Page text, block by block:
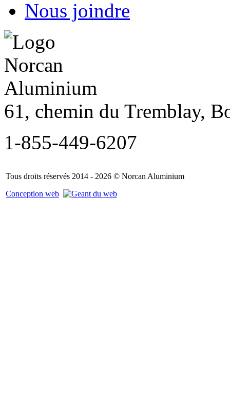
Nous joindre
61, chemin du Tremblay,
1-855-449-6207
Tous droits réservés 2014 - 2026 © Norcan Aluminium
Conception web